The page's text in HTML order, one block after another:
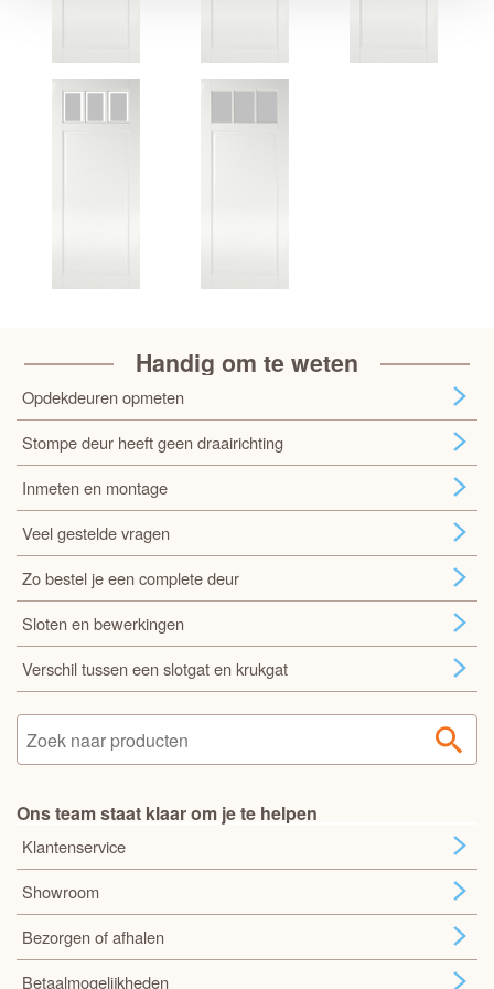
Handig om te weten
Opdekdeuren opmeten
Stompe deur heeft geen draairichting
Inmeten en montage
Veel gestelde vragen
Zo bestel je een complete deur
Sloten en bewerkingen
Verschil tussen een slotgat en krukgat
Ons team staat klaar om je te helpen
Klantenservice
Showroom
Bezorgen of afhalen
Betaalmogelijkheden